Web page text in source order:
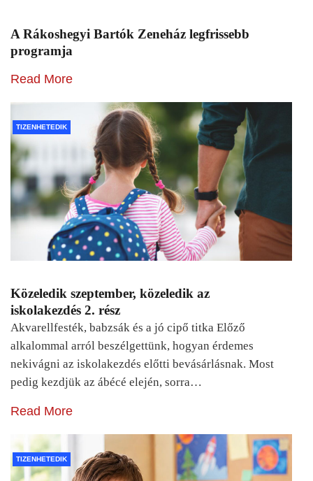
A Rákoshegyi Bartók Zeneház legfrissebb
programja
Read More
TIZENHETEDIK
Közeledik szeptember, közeledik az
iskolakezdés 2. rész
Akvarellfesték, babzsák és a jó cipő titka Előző
alkalommal arról beszélgettünk, hogyan érdemes
nekivágni az iskolakezdés előtti bevásárlásnak. Most
pedig kezdjük az ábécé elején, sorra…
Read More
TIZENHETEDIK